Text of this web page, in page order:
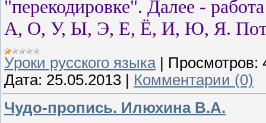
"перекодировке". Далее -
А, О, У, Ы, Э, Е, Ё, И, Ю, Я.
Уроки русского языка | Просмотров:
Дата: 25.05.2013 | Комментарии (0)
Чудо-пропись. Илюхина В.А.